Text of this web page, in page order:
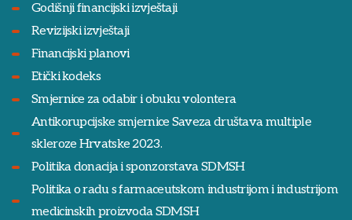
Godišnji financijski izvještaji
Revizijski izvještaji
Financijski planovi
Etički kodeks
Smjernice za odabir i obuku volontera
Antikorupcijske smjernice Saveza društava multiple
skleroze Hrvatske 2023.
Politika donacija i sponzorstava SDMSH
Politika o radu s farmaceutskom industrijom i industrijom
medicinskih proizvoda SDMSH